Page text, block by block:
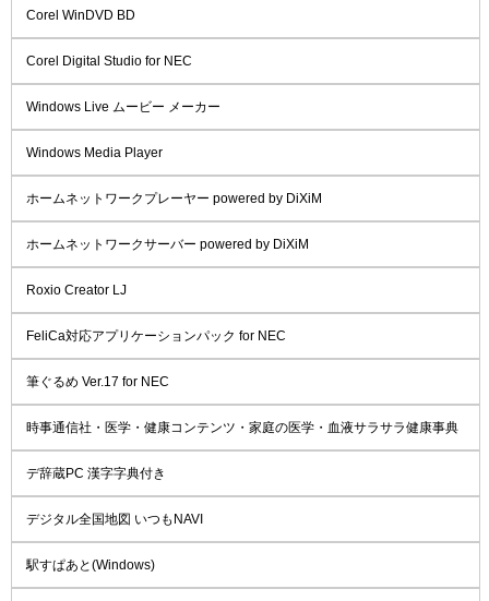
Corel WinDVD BD
Corel Digital Studio for NEC
Windows Live ムービー メーカー
Windows Media Player
ホームネットワークプレーヤー powered by DiXiM
ホームネットワークサーバー powered by DiXiM
Roxio Creator LJ
FeliCa対応アプリケーションパック for NEC
筆ぐるめ Ver.17 for NEC
時事通信社・医学・健康コンテンツ・家庭の医学・血液サラサラ健康事典
デ辞蔵PC 漢字字典付き
デジタル全国地図 いつもNAVI
駅すぱあと(Windows)